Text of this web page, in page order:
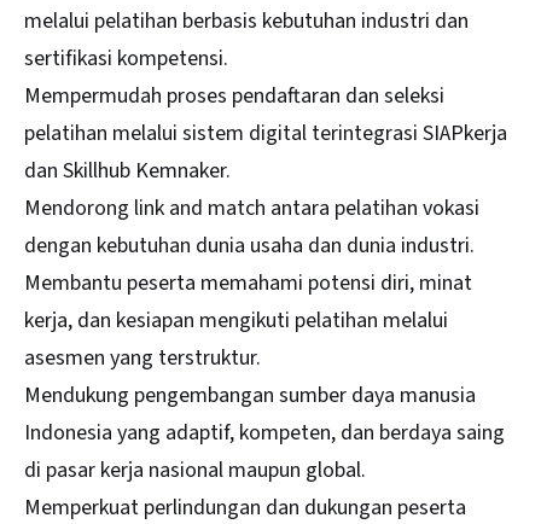
melalui pelatihan berbasis kebutuhan industri dan
sertifikasi kompetensi.
Mempermudah proses pendaftaran dan seleksi
pelatihan melalui sistem digital terintegrasi SIAPkerja
dan Skillhub Kemnaker.
Mendorong link and match antara pelatihan vokasi
dengan kebutuhan dunia usaha dan dunia industri.
Membantu peserta memahami potensi diri, minat
kerja, dan kesiapan mengikuti pelatihan melalui
asesmen yang terstruktur.
Mendukung pengembangan sumber daya manusia
Indonesia yang adaptif, kompeten, dan berdaya saing
di pasar kerja nasional maupun global.
Memperkuat perlindungan dan dukungan peserta